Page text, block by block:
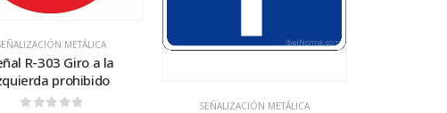
METÁLICA
R-303 Giro a la
prohibido
SEÑALIZACIÓN METÁLICA